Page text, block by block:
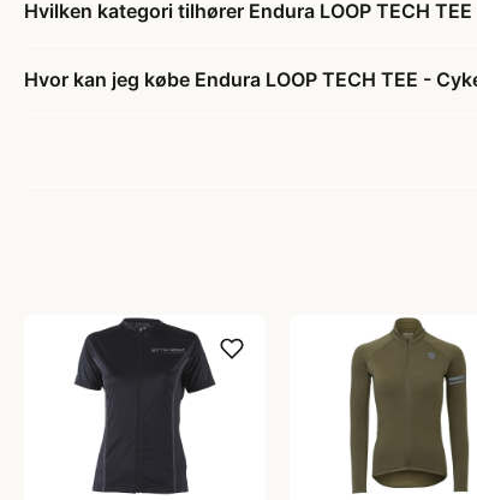
Hvilken kategori tilhører Endura LOOP TECH
Hvor kan jeg købe Endura LOOP TECH TEE -